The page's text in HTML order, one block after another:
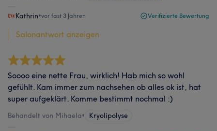
Kathrin•vor fast 3 Jahren Verifizierte Bewertung
Salonantwort anzeigen
Soooo eine nette Frau, wirklich! Hab mich so wohl
gefühlt. Kam immer zum nachsehen ob alles ok ist, hat
super aufgeklärt. Komme bestimmt nochmal :)
Behandelt von Mihaela• Kryolipolyse